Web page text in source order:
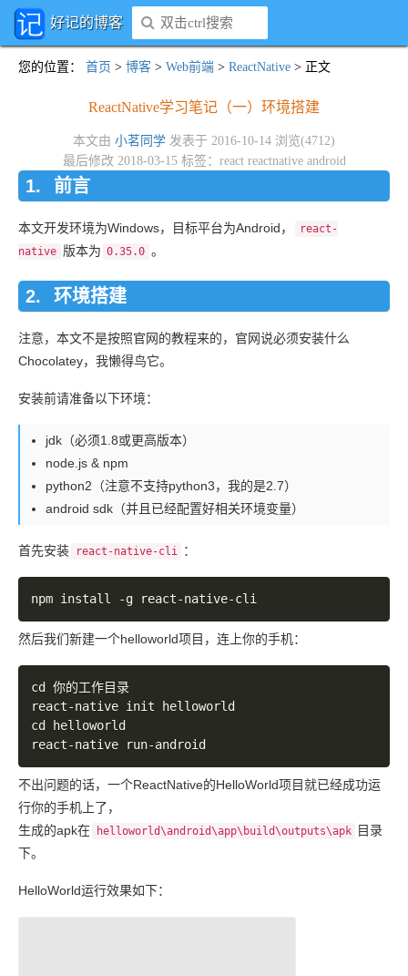
好记的博客
您的位置 ： 首页 > 博客 > Web前端 > ReactNative > 正文
ReactNative学习笔记（一）环境搭建
本文由 小茗同学 发表于 2016-10-14 浏览(4712)
最后修改 2018-03-15 标签： react reactnative android
前言
本文开发环境为Windows，目标平台为Android，
react-
native 版本为 0.35.0 。
环境搭建
注意，本文不是按照官网的教程来的，官网说必须安装什么
Chocolatey，我懒得鸟它。
安装前请准备以下环境：
jdk（必须1.8或更高版本）
node.js & npm
python2（注意不支持python3，我的是2.7）
android sdk（并且已经配置好相关环境变量）
首先安装 react-native-cli ：
然后我们新建一个helloworld项目，连上你的手机：
cd 你的工作目录
react-native init helloworld
cd helloworld
react-native run-
不出问题的话，一个ReactNative的HelloWorld项目就已经成功运
行你的手机上了，
生成的apk在
helloworld\android\app\build\outputs\apk
目录
下。
HelloWorld运行效果如下：